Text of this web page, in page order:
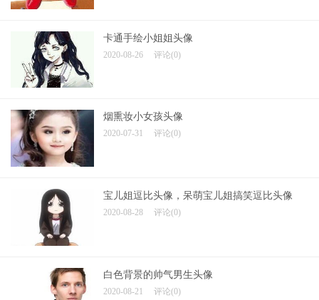
卡通手绘小姐姐头像
2020-08-26 评论(0)
烟熏妆小女孩头像
2020-07-31 评论(0)
宝儿姐逗比头像，呆萌宝儿姐搞笑逗比头像
2020-08-28 评论(0)
白色背景的帅气男生头像
2020-08-21 评论(0)